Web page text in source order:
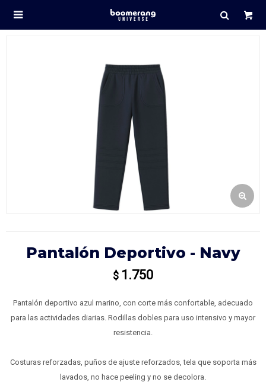

Pantalón Deportivo - Navy
$ 1.750
Pantalón deportivo azul marino, con corte más confortable, adecuado
para las actividades diarias. Rodillas dobles para uso intensivo y mayor
resistencia.
Costuras reforzadas, puños de ajuste reforzados, tela que soporta más
lavados, no hace peeling y no se decolora.